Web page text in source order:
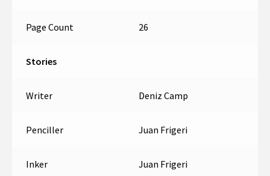
Page Count 26
Stories
Writer Deniz Camp
Penciller Juan Frigeri
Inker Juan Frigeri